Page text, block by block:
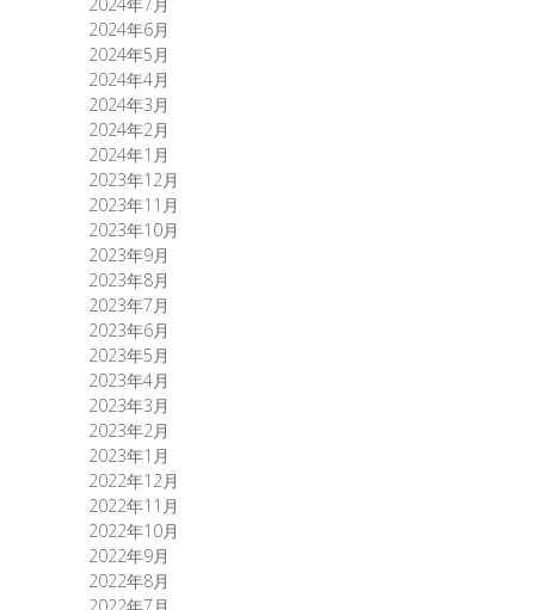
2024年6月
2024年5月
2024年4月
2024年3月
2024年2月
2024年1月
2023年12月
2023年11月
2023年10月
2023年9月
2023年8月
2023年7月
2023年6月
2023年5月
2023年4月
2023年3月
2023年2月
2023年1月
2022年12月
2022年11月
2022年10月
2022年9月
2022年8月